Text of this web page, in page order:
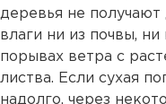
деревья не получают
влаги ни из почвы,
порывах ветра с
листва. Если сухая
надолго, через